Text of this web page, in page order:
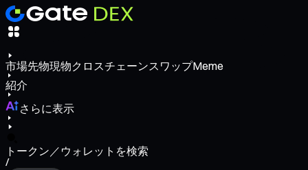
市場先物現物クロスチェーンスワップMeme
紹介
さらに表示
トークン／ウォレットを検索
/